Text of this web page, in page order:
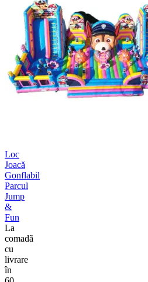
Loc
Joacă
Gonflabil
Parcul
Jump
&
Fun
La
comadã
cu
livrare
în